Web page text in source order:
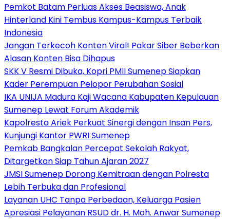
Pemkot Batam Perluas Akses Beasiswa, Anak
Hinterland Kini Tembus Kampus-Kampus Terbaik
Indonesia
Jangan Terkecoh Konten Viral! Pakar Siber Beberkan
Alasan Konten Bisa Dihapus
SKK V Resmi Dibuka, Kopri PMII Sumenep Siapkan
Kader Perempuan Pelopor Perubahan Sosial
IKA UNIJA Madura Kaji Wacana Kabupaten Kepulauan
Sumenep Lewat Forum Akademik
Kapolresta Ariek Perkuat Sinergi dengan Insan Pers,
Kunjungi Kantor PWRI Sumenep
Pemkab Bangkalan Percepat Sekolah Rakyat,
Ditargetkan Siap Tahun Ajaran 2027
JMSI Sumenep Dorong Kemitraan dengan Polresta
Lebih Terbuka dan Profesional
Layanan UHC Tanpa Perbedaan, Keluarga Pasien
Apresiasi Pelayanan RSUD dr. H. Moh. Anwar Sumenep